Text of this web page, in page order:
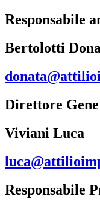
Responsabile
Bertolotti
Direttore
Viviani Luca
Responsabile